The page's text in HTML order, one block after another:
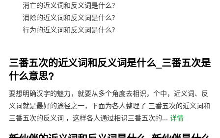
消亡的近义词和反义词是什么?
消除的近义词和反义词是什么?
行为的近义词和反义词是什么?
三番五次的近义词和反义词是什么_三番五次是
什么意思?
要想明确汉字的魅力，就要从多个角度去相识，个中，近义词、反
义词就是最好的途径之一，下面为各人整理了 三番五次的近义词和
三番五次的反义词 ，这样各人通过相识三番五次的... 详情